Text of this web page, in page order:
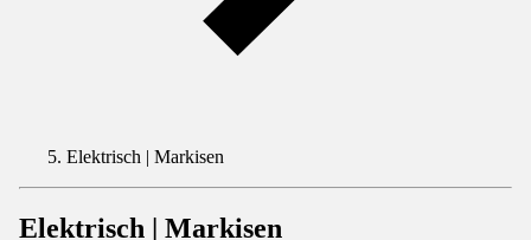
Elektrisch | Markisen
Elektrisch | Markisen